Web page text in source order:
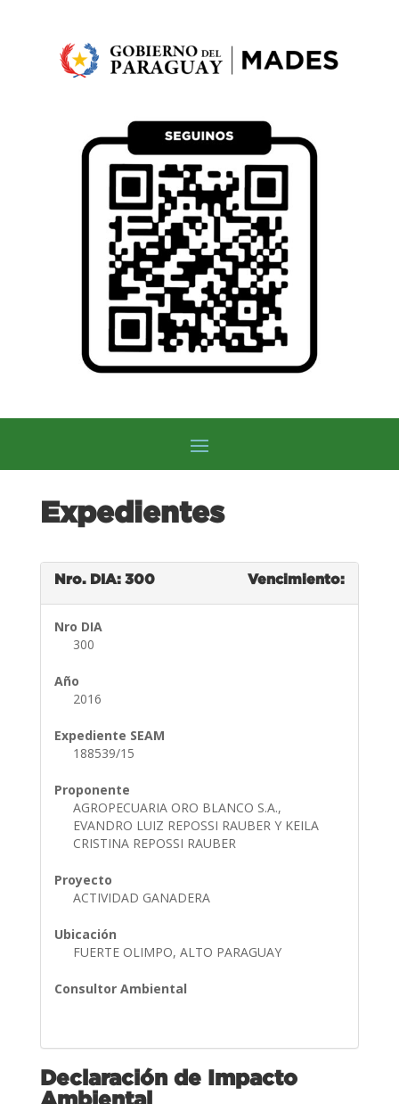
Expedientes
Nro. DIA: 300 Vencimiento:
Nro DIA
300
Año
2016
Expediente SEAM
188539/15
Proponente
AGROPECUARIA ORO BLANCO S.A.,
EVANDRO LUIZ REPOSSI RAUBER Y KEILA
CRISTINA REPOSSI RAUBER
Proyecto
ACTIVIDAD GANADERA
Ubicación
FUERTE OLIMPO, ALTO PARAGUAY
Consultor Ambiental
Declaración de Impacto
Ambiental